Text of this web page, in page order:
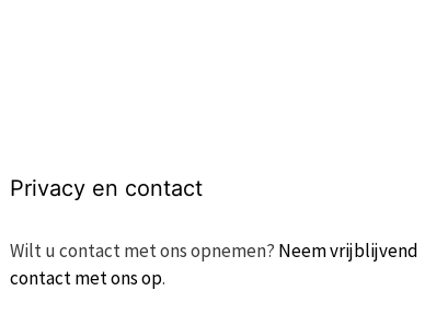
Privacy en contact
Wilt u contact met ons opnemen? Neem vrijblijvend
contact met ons op.